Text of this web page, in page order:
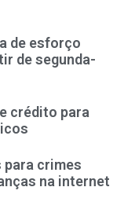
de esforço
de segunda-
crédito para
para crimes
na internet